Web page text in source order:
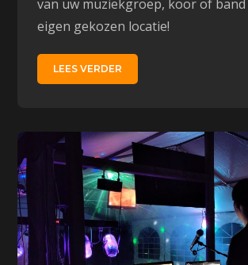
van uw muziekgroep, koor of band
eigen gekozen locatie!
LEES VERDER